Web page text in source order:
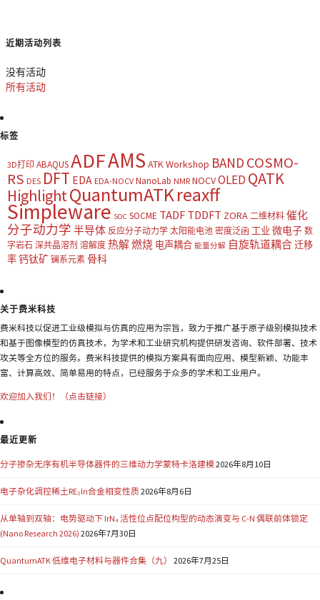
近期活动列表
没有活动
所有活动
标签
3D打印 ABAQUSADFAMS ATK Workshop BAND COSMO-
RS DES DFT EDA EDA-NOCV NanoLab NMR NOCVOLED QATK
HighlightQuantumATKreaxff
Simpleware SOC SOCME TADF TDDFT ZORA 二维材料 催化
分子动力学 半导体 反应分子动力学 太阳能电池 密度泛函 工业微电子 数
字岩石 深共晶溶剂 溶解度 热解燃烧 电声耦合 能量分解 自旋轨道耦合迁移
率钙钛矿 镧系元素 骨科
关于费米科技
费米科技以促进工业级模拟与仿真的应用为宗旨，致力于推广基于原子级别模拟技术
和基于图像模型的仿真技术，为学术和工业研究机构提供研发咨询、软件部署、技术
攻关等全方位的服务。费米科技提供的模拟方案具有面向应用、模型新颖、功能丰
富、计算高效、简单易用的特点，已经服务于众多的学术和工业用户。
欢迎加入我们！（点击链接）
最近更新
分子掺杂无序有机半导体器件的三维动力学蒙特卡洛建模2026年8月10日
电子杂化调控稀土RE₂In合金相变性质2026年8月6日
从单轴到双轴：电势驱动下 IrN₄ 活性位点配位构型的动态演变与 C-N 偶联前体锁定
(Nano Research 2026) 2026年7月30日
QuantumATK 低维电子材料与器件合集（九） 2026年7月25日